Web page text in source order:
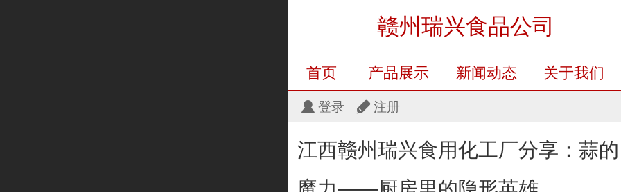
赣州瑞兴食品公司
首页 产品展示 新闻动态 关于我们
留言板 产品展示
登录 注册
江西赣州瑞兴食用化工厂分享：蒜的